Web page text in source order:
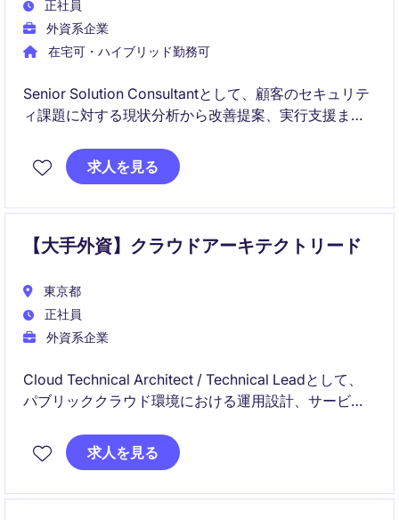
正社員
外資系企業
在宅可・ハイブリッド勤務可
Senior Solution Consultantとして、顧客のセキュリテ
ィ課題に対する現状分析から改善提案、実行支援まで
面に関わりながら、技術的な専門性と顧客折衝力を活
かしてセキュリティ強化を推進するポジションです。
求人を見る
【大手外資】クラウドアーキテクトリード
東京都
正社員
外資系企業
Cloud Technical Architect / Technical Leadとして、
パブリッククラウド環境における運用設計、サービス
ラウドマネージドサービスの立ち上げや標準化、自動
化を推進し、顧客のクラウド活用を支援するポジショ
求人を見る